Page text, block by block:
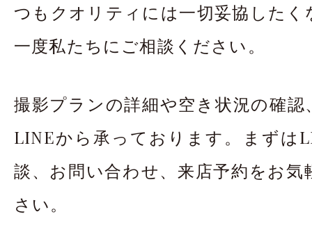
つもクオリティには一切妥協したく
一度私たちにご相談ください。
撮影プランの詳細や空き状況の確認
LINEから承っております。まずは
談、お問い合わせ、来店予約をお気
さい。